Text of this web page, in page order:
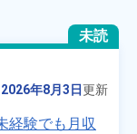
未読
2026年8月3日更新
経験でも月収